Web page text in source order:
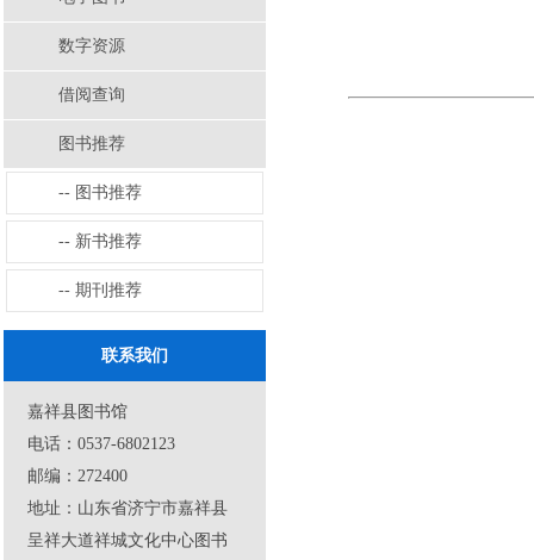
数字资源
借阅查询
图书推荐
-- 图书推荐
-- 新书推荐
-- 期刊推荐
联系我们
嘉祥县图书馆
电话：0537-6802123
邮编：272400
地址：山东省济宁市嘉祥县
呈祥大道祥城文化中心图书